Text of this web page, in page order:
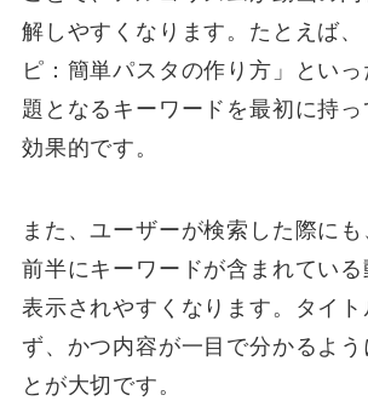
解しやすくなります。たとえば、
ピ：簡単パスタの作り方」とい
題となるキーワードを最初に持
効果的です。
また、ユーザーが検索した際に
前半にキーワードが含まれている
表示されやすくなります。タイト
ず、かつ内容が一目で分かるよう
とが大切です。